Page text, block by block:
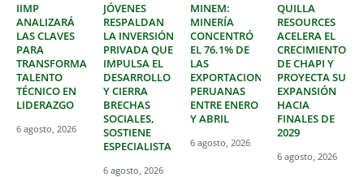
IIMP
ANALIZARÁ
LAS CLAVES
PARA
TRANSFORMAR
TALENTO
TÉCNICO EN
LIDERAZGO
6 agosto, 2026
JÓVENES
RESPALDAN
LA INVERSIÓN
PRIVADA QUE
IMPULSA EL
DESARROLLO
Y CIERRA
BRECHAS
SOCIALES,
SOSTIENE
ESPECIALISTA
6 agosto, 2026
MINEM:
MINERÍA
CONCENTRÓ
EL 76.1% DE
LAS
EXPORTACIONES
PERUANAS
ENTRE ENERO
Y ABRIL
6 agosto, 2026
QUILLA
RESOURCES
ACELERA EL
CRECIMIENTO
DE CHAPI Y
PROYECTA SU
EXPANSIÓN
HACIA
FINALES DE
2029
6 agosto, 2026